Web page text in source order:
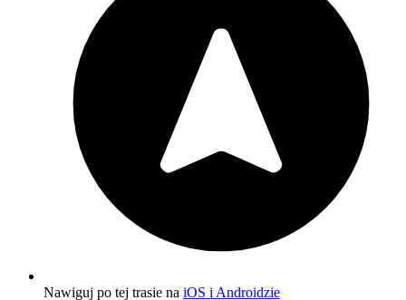
Nawiguj po tej trasie na iOS i Androidzie